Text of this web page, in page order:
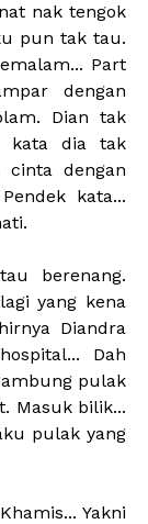
nak tengok
pun tak tau.
Part
dengan
Dian tak
kata dia tak
dengan
kata...
berenang.
yang kena
Diandra
Dah
pulak
Masuk bilik...
pulak yang
Yakni